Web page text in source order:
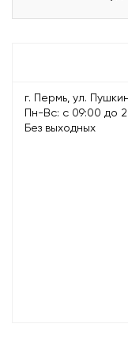
г. Пермь, ул.
Пн-Вс: с 09:00 до
Без выходных